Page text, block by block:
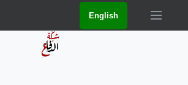
English